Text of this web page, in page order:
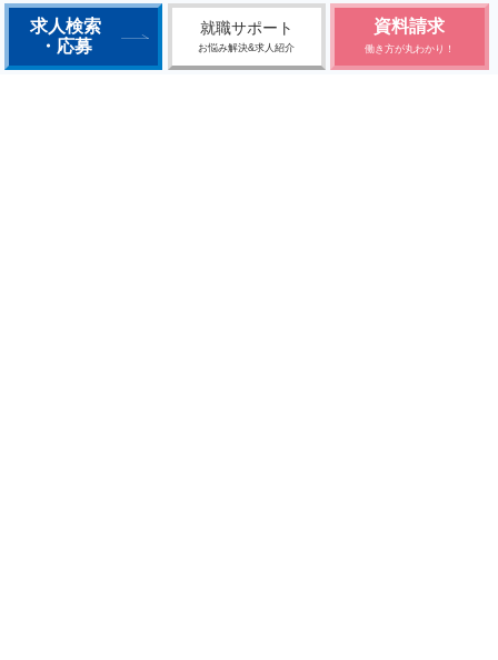
求人検索
・応募
就職サポート
お悩み解決&求人紹介
資料請求
働き方が丸わかり！